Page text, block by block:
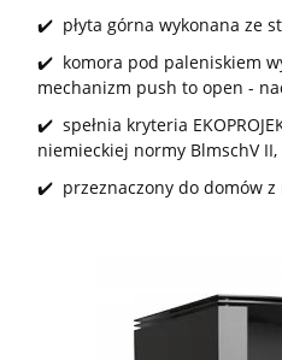
✔️ płyta górna wykonana ze
✔️ komora pod paleniskiem
mechanizm push to open -
✔️ spełnia kryteria
niemieckiej normy BlmschV II,
✔️ przeznaczony do domów z